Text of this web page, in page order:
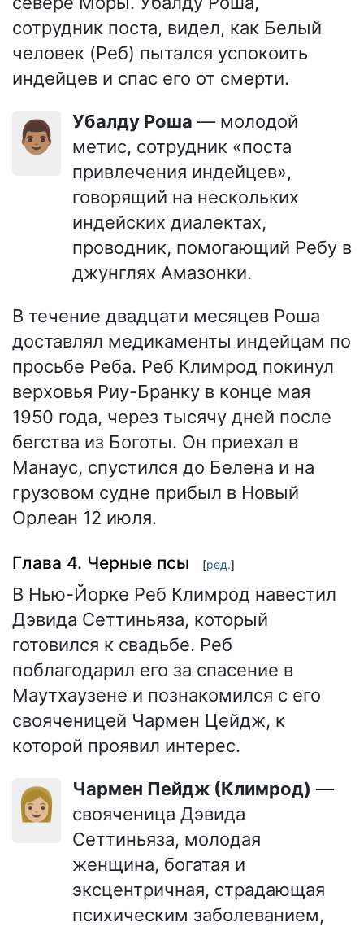
сотрудник поста, видел, как Белый
человек (Реб) пытался успокоить
индейцев и спас его от смерти.
👨🏽 Убалду Роша — молодой
метис, сотрудник «поста
привлечения индейцев»,
говорящий на нескольких
индейских диалектах,
проводник, помогающий Ребу в
джунглях Амазонки.
В течение двадцати месяцев Роша
доставлял медикаменты индейцам по
просьбе Реба. Реб Климрод покинул
верховья Риу-Бранку в конце мая
1950 года, через тысячу дней после
бегства из Боготы. Он приехал в
Манаус, спустился до Белена и на
грузовом судне прибыл в Новый
Орлеан 12 июля.
Глава 4. Черные псы [ред.]
В Нью-Йорке Реб Климрод навестил
Дэвида Сеттиньяза, который
готовился к свадьбе. Реб
поблагодарил его за спасение в
Маутхаузене и познакомился с его
свояченицей Чармен Цейдж, к
которой проявил интерес.
👩🏼 Чармен Пейдж (Климрод) —
свояченица Дэвида
Сеттиньяза, молодая
женщина, богатая и
эксцентричная, страдающая
психическим заболеванием,